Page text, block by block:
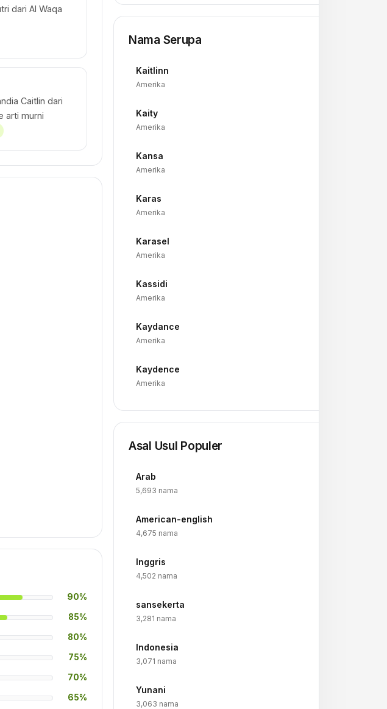
dari Al Waqa
Caitlin dari
arti murni
90%
85%
80%
75%
70%
65%
Nama Serupa
Kaitlinn
Amerika
Kaity
Amerika
Kansa
Amerika
Karas
Amerika
Karasel
Amerika
Kassidi
Amerika
Kaydance
Amerika
Kaydence
Amerika
Asal Usul Populer
Arab
5,693 nama
American-english
4,675 nama
Inggris
4,502 nama
sansekerta
3,281 nama
Indonesia
3,071 nama
Yunani
3,063 nama